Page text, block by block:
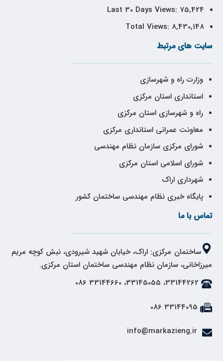
Last 30 Days Views: 75,424
Total Views: 8,430,148
سایت های مرتبط
وزارت راه و شهرسازی
استانداری استان مرکزی
راه و شهرسازی استان مرکزی
معاونت عمرانی استانداری مرکزی
شورای مرکزی سازمان نظام مهندسی
شورای اسلامی استان مرکزی
شهرداری اراک
پایگاه خبری نظام مهندسی ساختمان کشور
تماس با ما
ساختمان مرکزی: اراک، خیابان شهید شیرودی، نبش کوچه مریم
میرزاخانی، سازمان نظام مهندسی ساختمان استان مرکزی.
33144262، 33145055، 33144660 086
33144095 086